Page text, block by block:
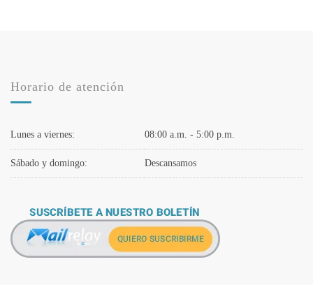
Horario de atención
Lunes a viernes: 08:00 a.m. - 5:00 p.m.
Sábado y domingo: Descansamos